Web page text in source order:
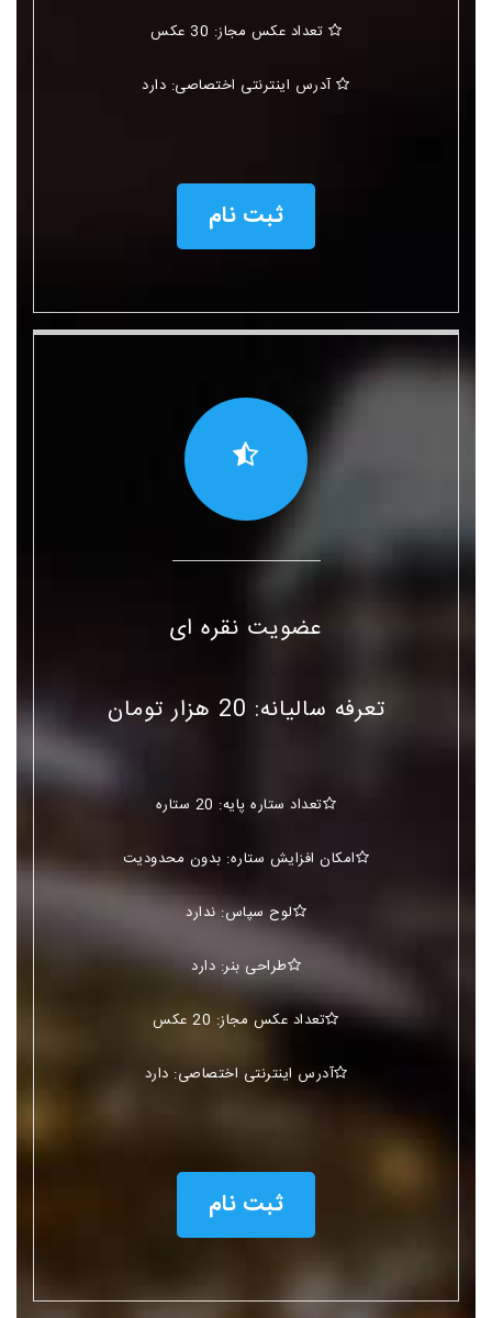
تعداد عکس مجاز: 30 عکس
آدرس اینترنتی اختصاصی: دارد
ثبت نام
عضویت نقره ای
تعرفه سالیانه: 20 هزار تومان
تعداد ستاره پایه: 20 ستاره
امکان افزایش ستاره: بدون محدودیت
لوح سپاس: ندارد
طراحی بنر: دارد
تعداد عکس مجاز: 20 عکس
آدرس اینترنتی اختصاصی: دارد
ثبت نام